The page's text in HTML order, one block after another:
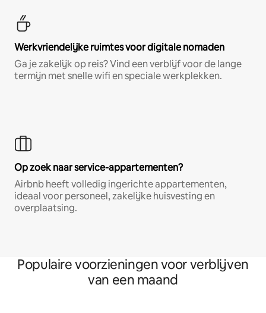
Werkvriendelijke ruimtes voor digitale nomaden
Ga je zakelijk op reis? Vind een verblijf voor de lange
termijn met snelle wifi en speciale werkplekken.
Op zoek naar service-appartementen?
Airbnb heeft volledig ingerichte appartementen,
ideaal voor personeel, zakelijke huisvesting en
overplaatsing.
Populaire voorzieningen voor verblijven
van een maand